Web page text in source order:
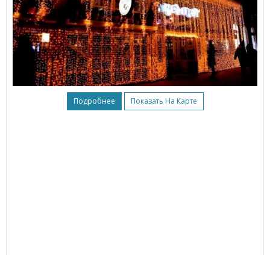
Подробнее Показать На Карте